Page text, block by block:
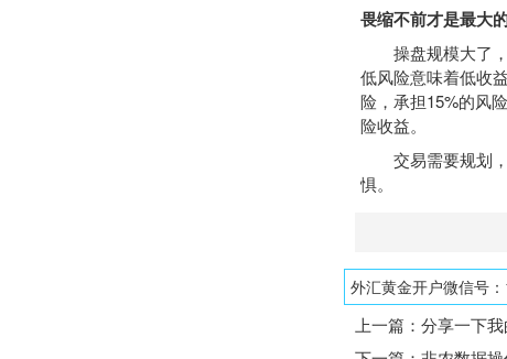
畏缩不前才是最大
操盘规模大了，
低风险意味着低收
险，承担15%的风
险收益。
交易需要规划，
惧。
外汇黄金开户微信号
上一篇： 分享一下我